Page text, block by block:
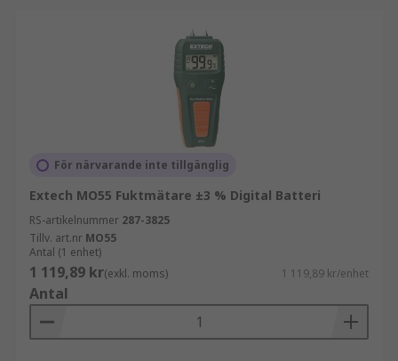
För närvarande inte tillgänglig
Extech MO55 Fuktmätare ±3 % Digital Batteri
RS-artikelnummer 287-3825
Tillv. art.nr MO55
Antal (1 enhet)
1 119,89 kr(exkl. moms) 1 119,89 kr/enhet
Antal